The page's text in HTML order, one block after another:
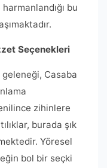
bu
Seçenekleri
geleneği, Casaba
zihinlere
burada şık
Yöresel
bol bir seçki